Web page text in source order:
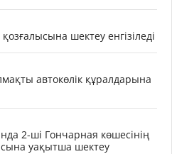
шектеу енгізіледі
автокөлік құралдарына
2-ші Гончарная көшесінің
уақытша шектеу